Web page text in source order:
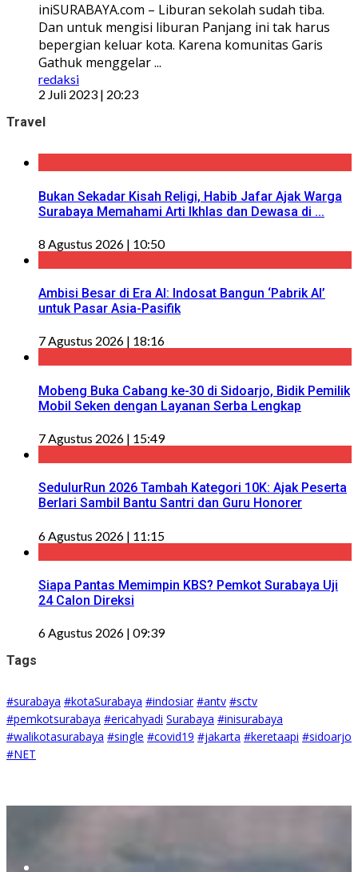
iniSURABAYA.com – Liburan sekolah sudah tiba.
Dan untuk mengisi liburan Panjang ini tak harus
bepergian keluar kota. Karena komunitas Garis
Gathuk menggelar ...
redaksi
2 Juli 2023 | 20:23
Travel
Bukan Sekadar Kisah Religi, Habib Jafar Ajak Warga
Surabaya Memahami Arti Ikhlas dan Dewasa di ...
8 Agustus 2026 | 10:50
Ambisi Besar di Era AI: Indosat Bangun ‘Pabrik AI’
untuk Pasar Asia-Pasifik
7 Agustus 2026 | 18:16
Mobeng Buka Cabang ke-30 di Sidoarjo, Bidik Pemilik
Mobil Seken dengan Layanan Serba Lengkap
7 Agustus 2026 | 15:49
SedulurRun 2026 Tambah Kategori 10K: Ajak Peserta
Berlari Sambil Bantu Santri dan Guru Honorer
6 Agustus 2026 | 11:15
Siapa Pantas Memimpin KBS? Pemkot Surabaya Uji
24 Calon Direksi
6 Agustus 2026 | 09:39
Tags
#surabaya #kotaSurabaya #indosiar #antv #sctv
#pemkotsurabaya #ericahyadi Surabaya #inisurabaya
#walikotasurabaya #single #covid19 #jakarta #keretaapi #sidoarjo
#NET